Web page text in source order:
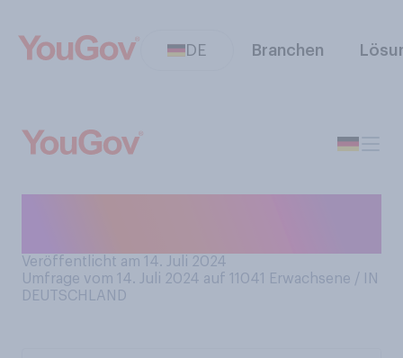
DE Branchen
Veröffentlicht am 14. Juli 2024
Umfrage vom 14. Juli 2024 auf 11041
Erwachsene / IN
DEUTSCHLAND